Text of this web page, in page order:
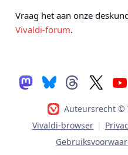
Vraag het aan onze
Vivaldi-forum.
Auteursrecht ©
Vivaldi-browser |